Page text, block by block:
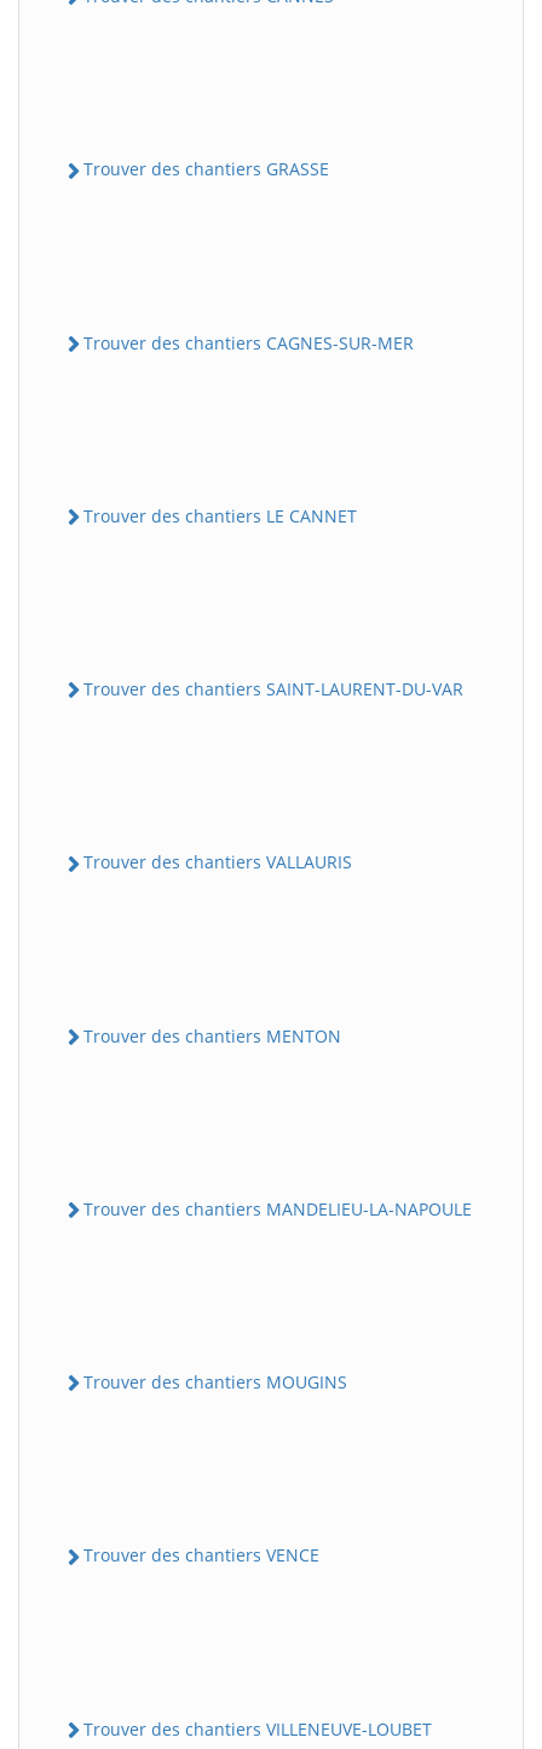
Trouver des chantiers GRASSE
Trouver des chantiers CAGNES-SUR-MER
Trouver des chantiers LE CANNET
Trouver des chantiers SAINT-LAURENT-DU-VAR
Trouver des chantiers VALLAURIS
Trouver des chantiers MENTON
Trouver des chantiers MANDELIEU-LA-NAPOULE
Trouver des chantiers MOUGINS
Trouver des chantiers VENCE
Trouver des chantiers VILLENEUVE-LOUBET